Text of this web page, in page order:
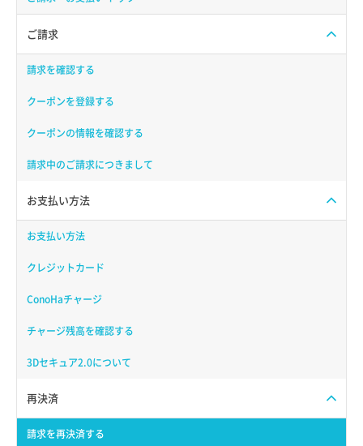
ご請求
請求を確認する
クーポンを登録する
クーポンの情報を確認する
請求中のご請求につきまして
お支払い方法
お支払い方法
クレジットカード
ConoHaチャージ
チャージ残高を確認する
3Dセキュア2.0について
再決済
請求を再決済する